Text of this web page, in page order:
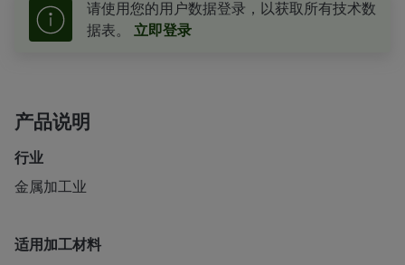
请使用您的用户数据登录，以获取所有技术数
据表。 立即登录
产品说明
行业
金属加工业
适用加工材料